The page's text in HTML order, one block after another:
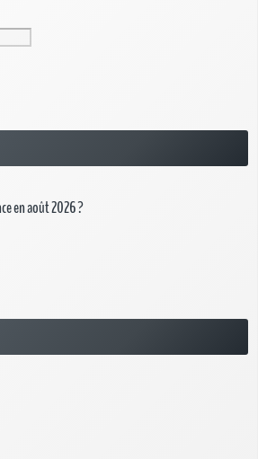
en août 2026 ?